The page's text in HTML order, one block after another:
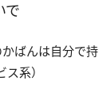
で
ばんは自分で持
系）